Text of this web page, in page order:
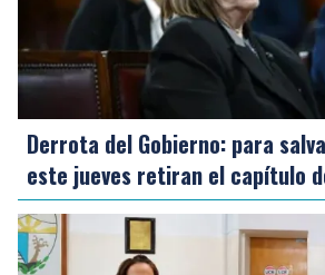
Derrota del Gobierno: para
este jueves retiran el capítulo